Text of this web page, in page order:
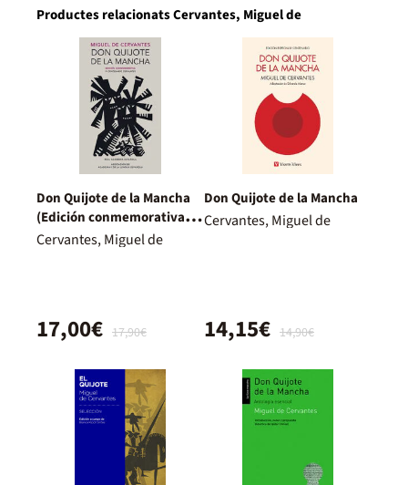
Productes relacionats Cervantes, Miguel de
Don Quijote de la Mancha
(Edición conmemorativa de
la RAE y la ASALE)
Cervantes, Miguel de
17,90€
17,00€
Don Quijote de la Mancha
Cervantes, Miguel de
14,90€
14,15€